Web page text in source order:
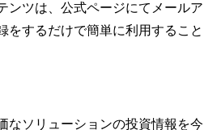
ンツは、公式ページにてメールア
をするだけで簡単に利用すること
なソリューションの投資情報を今